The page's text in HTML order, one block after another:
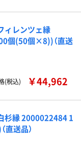
ィレンツェ縁
個(50個×8))（直送
(税込)
￥44,962
杉縁 2000022484 1
送品）